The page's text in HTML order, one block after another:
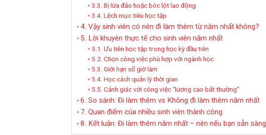
3.3. Bị lừa đảo hoặc bóc lột lao động
3.4. Lệch mục tiêu học tập
4. Vậy sinh viên có nên đi làm thêm từ năm nhất không?
5. Lời khuyên thực tế cho sinh viên năm nhất
5.1. Ưu tiên học tập trong học kỳ đầu tiên
5.2. Chọn công việc phù hợp với ngành học
5.3. Giới hạn số giờ làm
5.4. Học cách quản lý thời gian
5.5. Cảnh giác với công việc “lương cao bất thường”
6. So sánh: Đi làm thêm vs Không đi làm thêm năm nhất
7. Quan điểm của nhiều sinh viên thành công
8. Kết luận: Đi làm thêm năm nhất – nên nếu bạn sẵn sàng